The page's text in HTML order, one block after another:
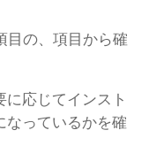
目の、項目から確
応じてインスト
なっているかを確